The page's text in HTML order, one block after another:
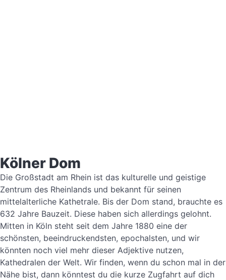
Kölner Dom
Die Großstadt am Rhein ist das kulturelle und geistige
Zentrum des Rheinlands und bekannt für seinen
mittelalterliche Kathetrale. Bis der Dom stand, brauchte es
632 Jahre Bauzeit. Diese haben sich allerdings gelohnt.
Mitten in Köln steht seit dem Jahre 1880 eine der
schönsten, beeindruckendsten, epochalsten, und wir
könnten noch viel mehr dieser Adjektive nutzen,
Kathedralen der Welt. Wir finden, wenn du schon mal in der
Nähe bist, dann könntest du die kurze Zugfahrt auf dich